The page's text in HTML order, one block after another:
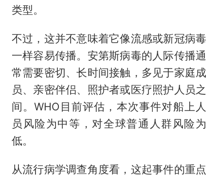
类型。
不过，这并不意味着它像流感或新冠病毒
一样容易传播。安第斯病毒的人际传播通
常需要密切、长时间接触，多见于家庭成
员、亲密伴侣、照护者或医疗照护人员之
间。WHO目前评估，本次事件对船上人
员风险为中等，对全球普通人群风险为
低。
从流行病学调查角度看，这起事件的重点